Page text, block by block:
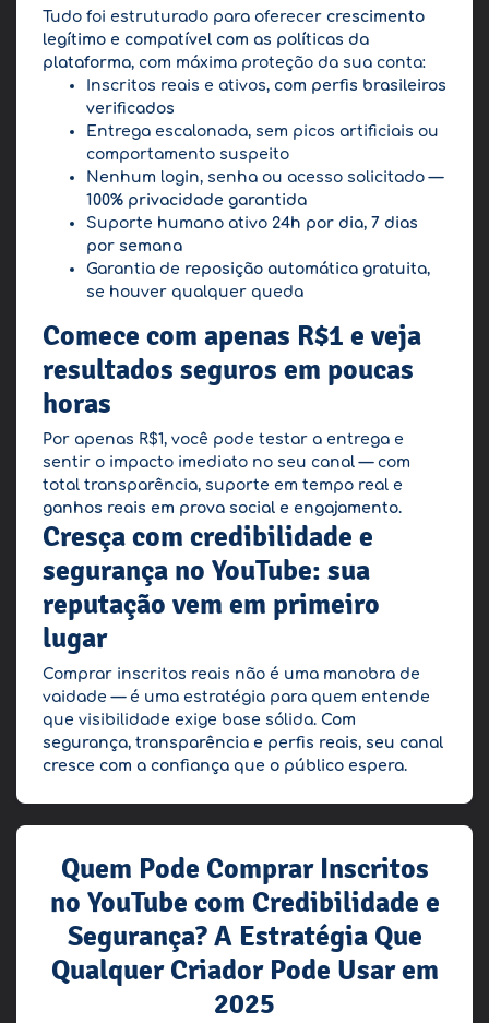
Tudo foi estruturado para oferecer crescimento
legítimo e compatível com as políticas da
plataforma, com máxima proteção da sua conta:
Inscritos reais e ativos, com perfis brasileiros
verificados
Entrega escalonada, sem picos artificiais ou
comportamento suspeito
Nenhum login, senha ou acesso solicitado —
100% privacidade garantida
Suporte humano ativo 24h por dia, 7 dias
por semana
Garantia de reposição automática gratuita,
se houver qualquer queda
Comece com apenas R$1 e veja
resultados seguros em poucas
horas
Por apenas R$1, você pode testar a entrega e
sentir o impacto imediato no seu canal — com
total transparência, suporte em tempo real e
ganhos reais em prova social e engajamento.
Cresça com credibilidade e
segurança no YouTube: sua
reputação vem em primeiro
lugar
Comprar inscritos reais não é uma manobra de
vaidade — é uma estratégia para quem entende
que visibilidade exige base sólida. Com
segurança, transparência e perfis reais, seu canal
cresce com a confiança que o público espera.
Quem Pode Comprar Inscritos
no YouTube com Credibilidade e
Segurança? A Estratégia Que
Qualquer Criador Pode Usar em
2025